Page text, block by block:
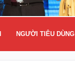
NGƯỜI TIÊU DÙNG